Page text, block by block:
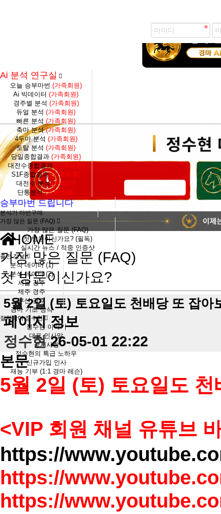
Ai 분석 연구실
오늘 승부마번(가족회원)
Ai 빅데이터(가족회원)
경주별 분석 (가족회원)
듀얼 분석(가족회원)
빠른 분석(가족회원)
축마 분석(가족회원)
4두마 분석 (가족회원)
토탈 분석(가족회원)
당일종합결과(가족회원)
대전수종합결과 (가족회원)
S1F종합결과(가족회원)
대전수 분석(분석가)
단통분석(가족회원)
승부마번 드립니다
분석가 마번구매
가장 많은 질문 (FAQ)
가장 많은 질문 (FAQ)
첫 방문이신가요? (필독)
실시간 뉴스 / 적중 인증샷
출전 정보
분석 데이터 (1)
분석 데이터 (2)
서울 경주
제주 경주
부산 경주
경마 기초 상식
절차탁마 정수현
정수현 이야기
대표 인사말
공지사항
정수현의 특급 노하우
신규가입 인사
재능 기부 (1:1 경마 레슨)
HOME
가장 많은 질문 (FAQ)
첫 방문이신가요?
5월 2일 (토) 토요일도 천배당 또 잡아
페이지 정보
정수현 26-05-01 22:22
본문
5월 2일 (토) 토요일도
<VIP 회원 채널 유튜브
https://
https://
https://